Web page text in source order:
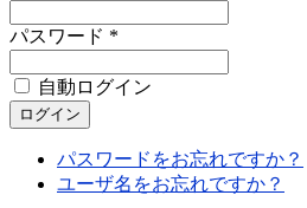
パスワード *
自動ログイン
パスワードをお忘れですか？
ユーザ名をお忘れですか？